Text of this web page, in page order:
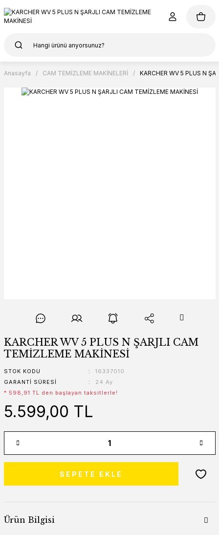
Anasayfa CAM TEMİZLEME MAKİNELERİ KARCHER WV 5 PLUS N
KARCHER WV 5 PLUS N ŞARJLI CAM
TEMİZLEME MAKİNESİ
STOK KODU
16337010
GARANTI SÜRESI
24 Ay
* 598,91 TL den başlayan taksitlerle!
5.599,00 TL
SEPETE EKLE
Ürün Bilgisi